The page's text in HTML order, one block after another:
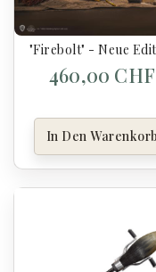
"Firebolt" - Neue
460,00 CHF
In Den Warenkorb